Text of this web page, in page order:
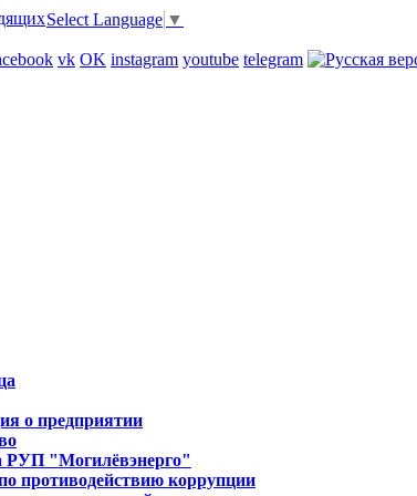
Select Language ▼
vk OK instagram youtube telegram
о предприятии
РУП "Могилёвэнерго"
противодействию коррупции